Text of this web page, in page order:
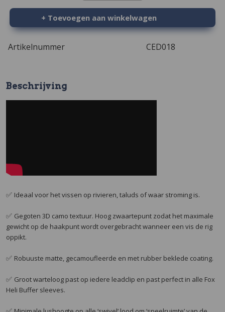
+ Toevoegen aan winkelwagen
Artikelnummer CED018
Beschrijving
✅ Ideaal voor het vissen op rivieren, taluds of waar stroming is.
✅ Gegoten 3D camo textuur. Hoog zwaartepunt zodat het maximale
gewicht op de haakpunt wordt overgebracht wanneer een vis de rig
oppikt.
✅ Robuuste matte, gecamoufleerde en met rubber beklede coating.
✅ Groot warteloog past op iedere leadclip en past perfect in alle Fox
Heli Buffer sleeves.